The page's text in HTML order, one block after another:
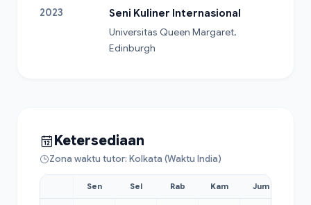
2023
Seni Kuliner Internasional
Universitas Queen Margaret,
Edinburgh
Ketersediaan
Zona waktu tutor: Kolkata (Waktu India)
Sen Sel Rab Kam Jum